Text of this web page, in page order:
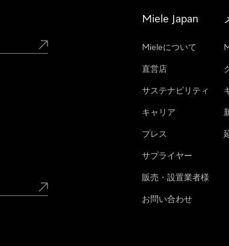
Miele Japan
Mieleについて
直営店
サステナビリティ
キャリア
プレス
サプライヤー
販売・設置業者様
お問い合わせ